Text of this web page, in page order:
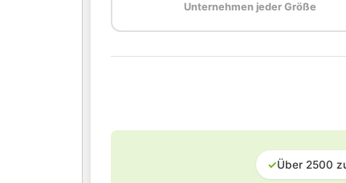
Unternehmen jeder Größe
✓Über 2500